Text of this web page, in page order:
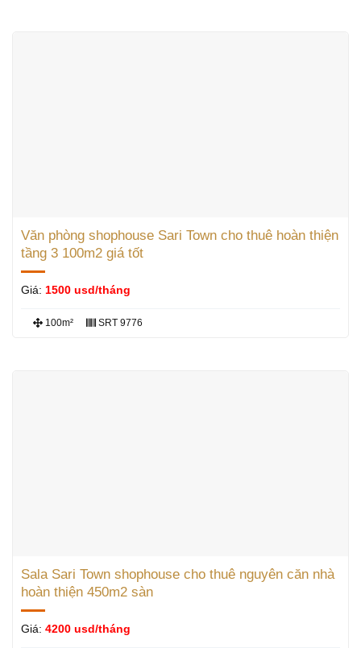
Văn phòng shophouse Sari Town cho thuê hoàn thiện
tầng 3 100m2 giá tốt
Giá: 1500 usd/tháng
100m² SRT 9776
Sala Sari Town shophouse cho thuê nguyên căn nhà
hoàn thiện 450m2 sàn
Giá: 4200 usd/tháng